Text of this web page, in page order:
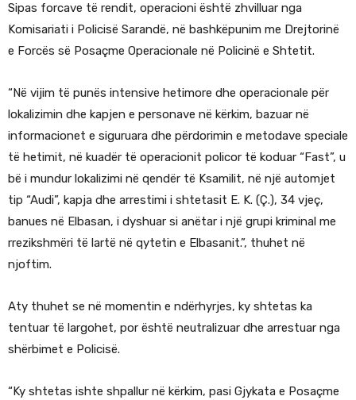
Sipas forcave të rendit, operacioni është zhvilluar nga
Komisariati i Policisë Sarandë, në bashkëpunim me Drejtorinë
e Forcës së Posaçme Operacionale në Policinë e Shtetit.
“Në vijim të punës intensive hetimore dhe operacionale për
lokalizimin dhe kapjen e personave në kërkim, bazuar në
informacionet e siguruara dhe përdorimin e metodave speciale
të hetimit, në kuadër të operacionit policor të koduar “Fast”, u
bë i mundur lokalizimi në qendër të Ksamilit, në një automjet
tip “Audi”, kapja dhe arrestimi i shtetasit E. K. (Ç.), 34 vjeç,
banues në Elbasan, i dyshuar si anëtar i një grupi kriminal me
rrezikshmëri të lartë në qytetin e Elbasanit.”, thuhet në
njoftim.
Aty thuhet se në momentin e ndërhyrjes, ky shtetas ka
tentuar të largohet, por është neutralizuar dhe arrestuar nga
shërbimet e Policisë.
“Ky shtetas ishte shpallur në kërkim, pasi Gjykata e Posaçme